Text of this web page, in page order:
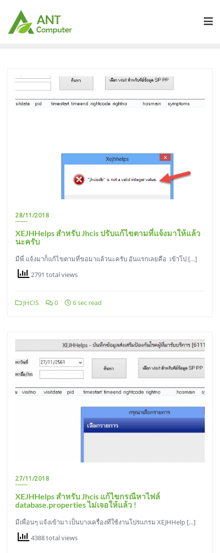
content
28/11/2018
XEJHHelps สำหรับ Jhcis ปรับแก้ไขตามที่แจ้งมาให้แล้ว
นะครับ
มีพี่ แจ้งมาก็แก้ไขตามที่ขอมาแล้วนะครับ อันแรกเลยคือ เข้าโป […]
2791 total views
JHCIS 0 6 sec read
27/11/2018
XEJHHelps สำหรับ Jhcis แก้ไขกรณีหาไฟล์
database.properties ไม่เจอให้แล้ว !
มีเพื่อนๆ แจ้งเข้ามา เป็นบางเครื่องที่ใช้งานโปรแกรม XEJHHelp […]
4388 total views